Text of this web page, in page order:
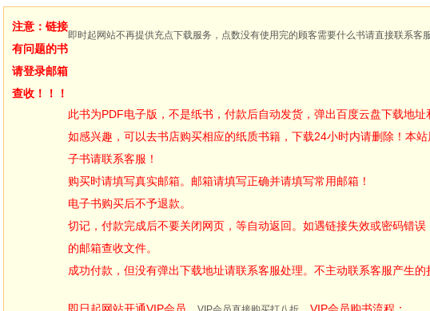
注意：链接
有问题的书
请登录邮箱
查收！！！
即时起网站不再提供充点下载服务，点数没有使用完的顾客需要什么书请直接联系客
此书为PDF电子版，不是纸书，付款后自动发货，弹出百度云盘下载地
如感兴趣，可以去书店购买相应的纸质书籍，下载24小时内请删除！本
子书请联系客服！
购买时请填写真实邮箱。邮箱请填写正确并请填写常用邮箱！
电子书购买后不予退款。
切记，付款完成后不要关闭网页，等自动返回。如遇链接失效或密码错
的邮箱查收文件。
成功付款，但没有弹出下载地址请联系客服处理。不主动联系客服产生的